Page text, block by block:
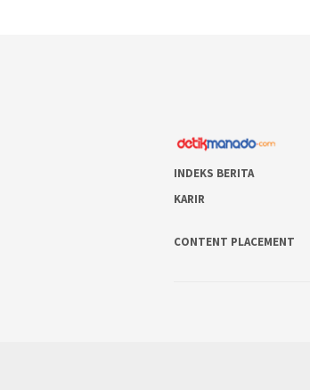
INDEKS BERITA
KARIR
CONTENT PLACEMENT